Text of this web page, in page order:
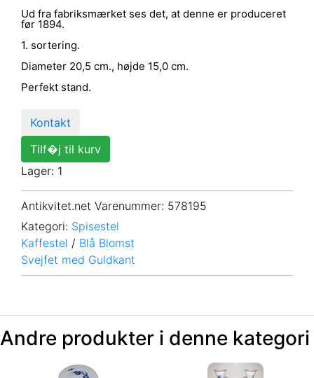
Ud fra fabriksmærket ses det, at denne er produceret
før 1894.
1. sortering.
Diameter 20,5 cm., højde 15,0 cm.
Perfekt stand.
Kontakt
Tilf�j til kurv
Lager: 1
Antikvitet.net Varenummer: 578195
Kategori: Spisestel
Kaffestel / Blå Blomst
Svejfet med Guldkant
Andre produkter i denne kategori